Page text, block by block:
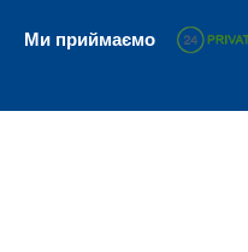
Ми приймаємо